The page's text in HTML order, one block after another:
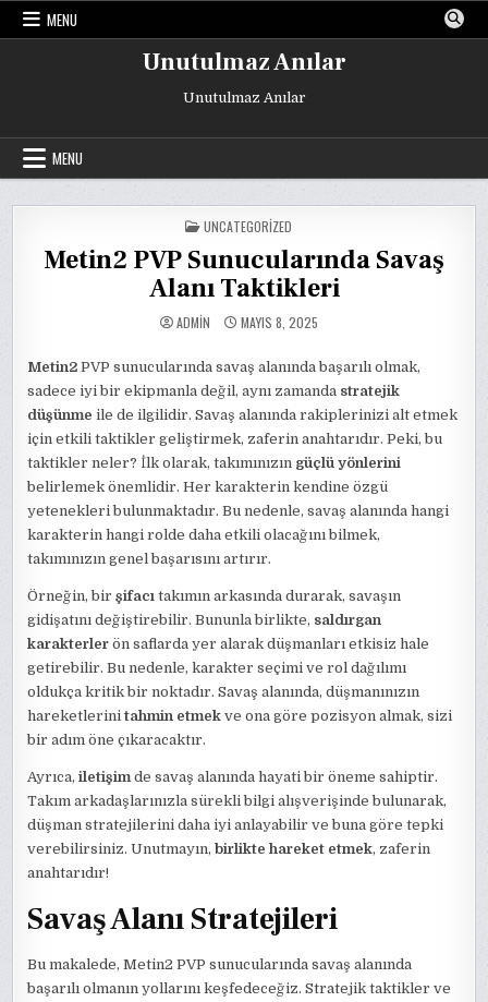
Skip
MENU
Unutulmaz Anılar
Unutulmaz Anılar
MENU
POSTED
IN
UNCATEGORIZED
Metin2 PVP Sunucularında Savaş
Alanı Taktikleri
ADMIN MAYIS 8, 2025
Metin2 PVP sunucularında savaş alanında başarılı olmak,
sadece iyi bir ekipmanla değil, aynı zamanda stratejik
düşünme ile de ilgilidir. Savaş alanında rakiplerinizi alt etmek
için etkili taktikler geliştirmek, zaferin anahtarıdır. Peki, bu
taktikler neler? İlk olarak, takımınızın güçlü yönlerini
belirlemek önemlidir. Her karakterin kendine özgü
yetenekleri bulunmaktadır. Bu nedenle, savaş alanında hangi
karakterin hangi rolde daha etkili olacağını bilmek,
takımınızın genel başarısını artırır.
Örneğin, birşifacı takımın arkasında durarak, savaşın
gidişatını değiştirebilir. Bununla birlikte, saldırgan
karakterler ön saflarda yer alarak düşmanları etkisiz hale
getirebilir. Bu nedenle, karakter seçimi ve rol dağılımı
oldukça kritik bir noktadır. Savaş alanında, düşmanınızın
hareketlerinitahmin etmek ve ona göre pozisyon almak, sizi
bir adım öne çıkaracaktır.
Ayrıca,iletişimde savaş alanında hayati bir öneme sahiptir.
Takım arkadaşlarınızla sürekli bilgi alışverişinde bulunarak,
düşman stratejilerini daha iyi anlayabilir ve buna göre tepki
verebilirsiniz. Unutmayın,birlikte hareket etmek, zaferin
anahtarıdır!
Savaş Alanı Stratejileri
Bu makalede, Metin2 PVP sunucularında savaş alanında
başarılı olmanın yollarını keşfedeceğiz. Stratejik taktikler ve